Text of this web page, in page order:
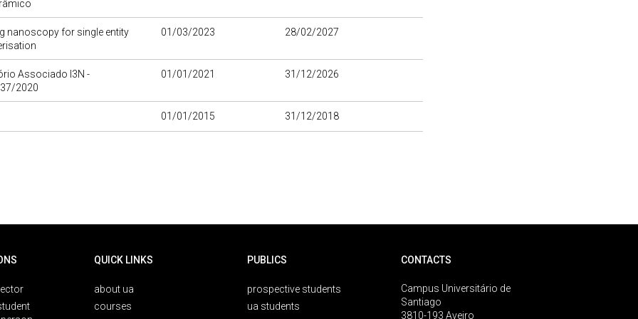
nanoscopy for single entity
01/03/2023 28/02/2027
Associado I3N -
2020
01/01/2021 31/12/2026
01/01/2015 31/12/2018
QUICK LINKS
about ua
courses
PUBLICS
prospective students
ua students
CONTACTS
Campus Universitário de
Santiago
3810-193 Aveiro